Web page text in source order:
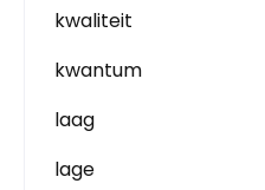
kwaliteit
kwantum
laag
lage